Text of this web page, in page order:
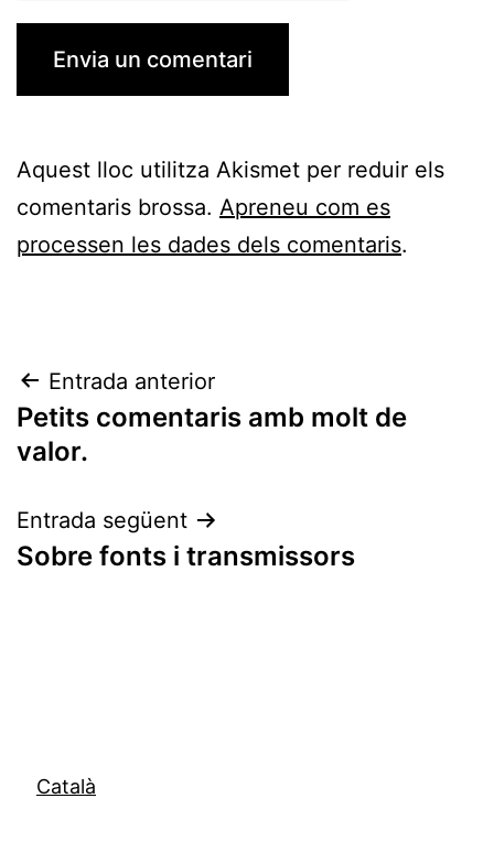
Aquest lloc utilitza Akismet per reduir els
comentaris brossa. Apreneu com es
processen les dades dels comentaris.
Navegació
d'entrades
Entrada anterior
Petits comentaris amb molt de
valor.
Entrada següent
Sobre fonts i transmissors
Català